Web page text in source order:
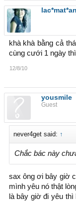
khà khà bằng cả
cùng cưới 1 ngày
12/8/10
yousmile
Guest
never4get said: ↑
Chắc bác này
sax ông ơi bây giờ
mình yêu nó thật
là bây giờ đi yêu